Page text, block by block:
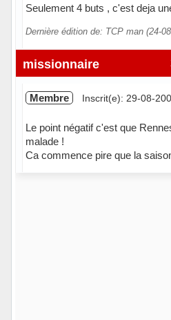
Seulement 4 buts , c'est deja
Dernière édition de: TCP man (24-
Hors ligne
missionnaire
Membre Inscrit(e): 29-08-
Le point négatif c'est que
malade !
Ca commence pire que la